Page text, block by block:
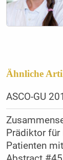
Ähnliche
ASCO-GU
Prädiktor
Patienten